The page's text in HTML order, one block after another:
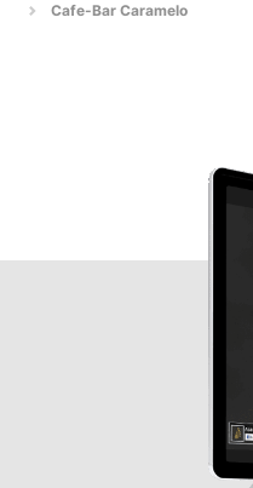
Cafe-Bar Caramelo